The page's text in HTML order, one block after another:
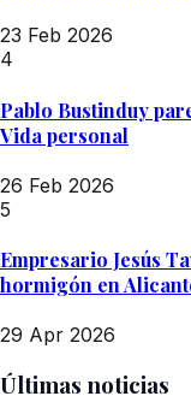
23 Feb 2026
4
Pablo Bustinduy
Vida personal
26 Feb 2026
5
Empresario Jesús
hormigón en
29 Apr 2026
Últimas noticias